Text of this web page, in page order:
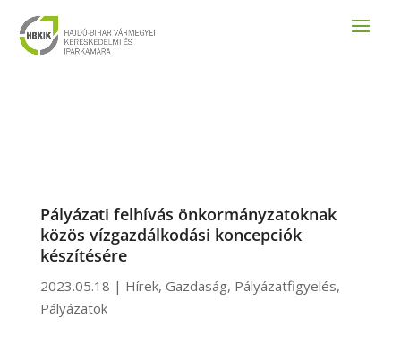
Pályázati felhívás önkormányzatoknak
közös vízgazdálkodási koncepciók
készítésére
2023.05.18 | Hírek, Gazdaság, Pályázatfigyelés,
Pályázatok